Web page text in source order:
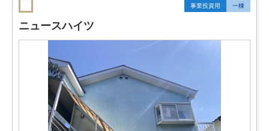
事業投資用 一棟
ニュースハイツ